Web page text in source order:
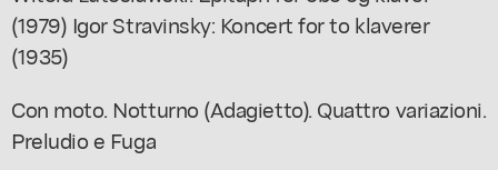
(1979) Igor Stravinsky: Koncert for to klaverer
(1935)
Con moto. Notturno (Adagietto). Quattro variazioni.
Preludio e Fuga